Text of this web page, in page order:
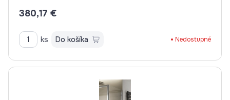
380,17 €
ks Do košíka Nedostupné